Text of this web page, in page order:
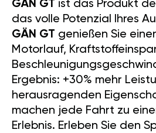
GÄN GT ist das Produkt
das volle Potenzial Ihres
GÄN GT genießen Sie
Motorlauf,
Ergebnis: +30% mehr
herausragenden
machen jede Fahrt zu
Erlebnis. Erleben Sie den